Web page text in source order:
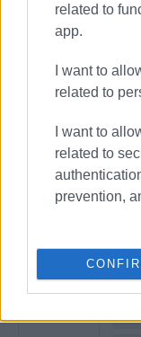
related to
app.
I want to
related to
I want to
related to
prevention,